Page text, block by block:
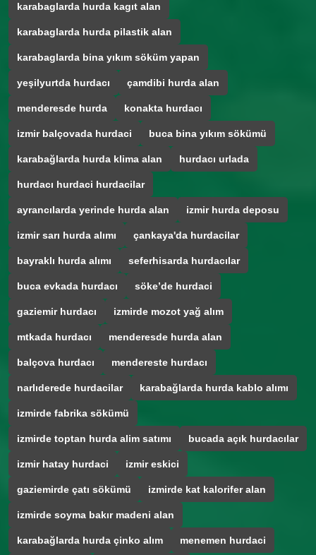
karabaglarda hurda kagıt alan
karabaglarda hurda pilastik alan
karabaglarda bina yıkım söküm yapan
yeşilyurtda hurdacı çamdibi hurda alan
menderesde hurda konakta hurdacı
izmir balçovada hurdaci buca bina yıkım sökümü
karabağlarda hurda klima alan hurdacı urlada
hurdacı hurdaci hurdacilar
ayrancılarda yerinde hurda alan izmir hurda deposu
izmir sarı hurda alımı çankaya'da hurdacilar
bayraklı hurda alımı seferhisarda hurdacılar
buca evkada hurdacı söke’de hurdaci
gaziemir hurdacı izmirde mozot yağ alım
mtkada hurdacı menderesde hurda alan
balçova hurdacı mendereste hurdacı
narlıderede hurdacilar karabağlarda hurda kablo alımı
izmirde fabrika sökümü
izmirde toptan hurda alim satımı bucada açık hurdacılar
izmir hatay hurdaci izmir eskici
gaziemirde çatı sökümü izmirde kat kalorifer alan
izmirde soyma bakır madeni alan
karabağlarda hurda çinko alım menemen hurdaci